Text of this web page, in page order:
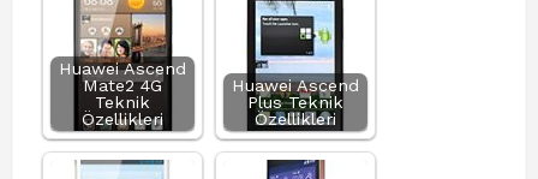
Huawei Ascend
Mate2 4G
Teknik
Özellikleri
Huawei Ascend
Plus Teknik
Özellikleri